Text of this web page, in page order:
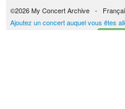
©2026 My Concert Archive -
Ajoutez un concert auquel vous êtes